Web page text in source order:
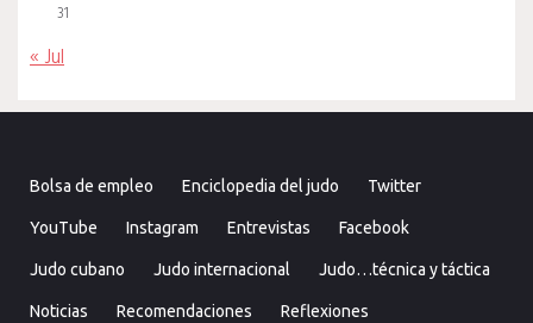
31
« Jul
Bolsa de empleo Enciclopedia del judo Twitter
YouTube Instagram Entrevistas Facebook
Judo cubano Judo internacional Judo…técnica y táctica
Noticias Recomendaciones Reflexiones